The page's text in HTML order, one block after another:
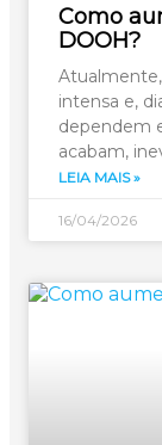
Como
DOOH?
intensa e,
dependem
acabam,
LEIA MAIS »
16/04/2026